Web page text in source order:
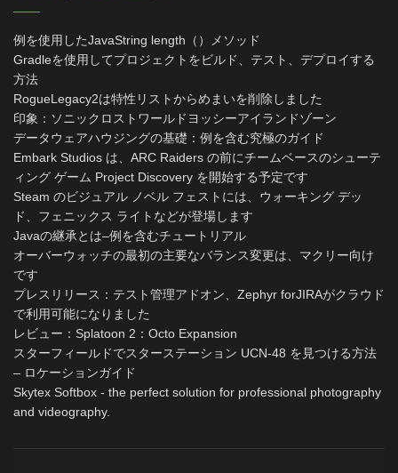
例を使用したJavaString length（）メソッド
Gradleを使用してプロジェクトをビルド、テスト、デプロイする
方法
RogueLegacy2は特性リストからめまいを削除しました
印象：ソニックロストワールドヨッシーアイランドゾーン
データウェアハウジングの基礎：例を含む究極のガイド
Embark Studios は、ARC Raiders の前にチームベースのシューテ
ィング ゲーム Project Discovery を開始する予定です
Steam のビジュアル ノベル フェストには、ウォーキング デッ
ド、フェニックス ライトなどが登場します
Javaの継承とは–例を含むチュートリアル
オーバーウォッチの最初の主要なバランス変更は、マクリー向け
です
プレスリリース：テスト管理アドオン、Zephyr forJIRAがクラウド
で利用可能になりました
レビュー：Splatoon 2：Octo Expansion
スターフィールドでスターステーション UCN-48 を見つける方法
– ロケーションガイド
Skytex Softbox - the perfect solution for professional photography
and videography.